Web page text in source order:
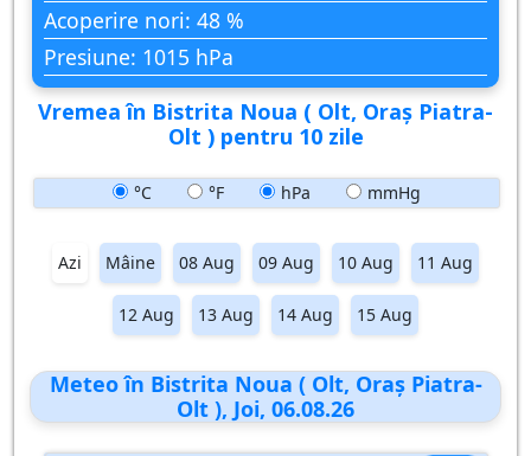
Acoperire nori: 48 %
Presiune: 1015 hPa
Vremea în Bistrita Noua ( Olt, Oraş Piatra-
Olt ) pentru 10 zile
°C °F hPa mmHg
Azi Mâine 08 Aug 09 Aug 10 Aug 11 Aug
12 Aug 13 Aug 14 Aug 15 Aug
Meteo în Bistrita Noua ( Olt, Oraş Piatra-
Olt ), Joi, 06.08.26